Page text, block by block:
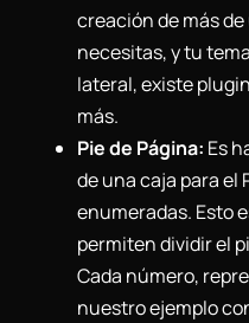
creación de más
necesitas, y tu
lateral, existe
más.
Pie de Página: Es
de una caja para el
enumeradas. Esto
permiten dividir el
Cada número,
nuestro ejemplo